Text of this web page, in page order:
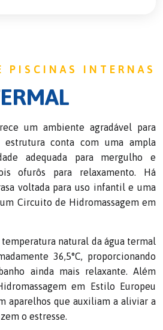
PISCINAS INTERNAS
um ambiente agradável para
estrutura conta com uma ampla
adequada para mergulho e
ofurôs para relaxamento. Há
voltada para uso infantil e uma
Circuito de Hidromassagem em
natural da água termal
36,5°C, proporcionando
ainda mais relaxante. Além
em Estilo Europeu
aparelhos que auxiliam a aliviar a
o estresse.